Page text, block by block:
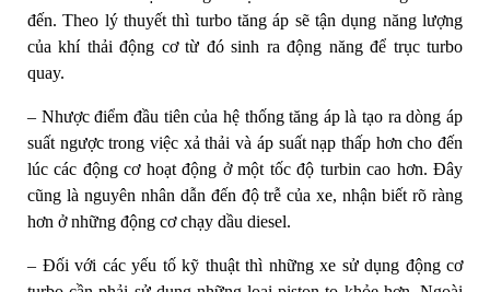
đến. Theo lý thuyết thì turbo tăng áp sẽ tận dụng năng lượng
của khí thải động cơ từ đó sinh ra động năng để trục turbo
quay.
– Nhược điểm đầu tiên của hệ thống tăng áp là tạo ra dòng áp
suất ngược trong việc xả thải và áp suất nạp thấp hơn cho đến
lúc các động cơ hoạt động ở một tốc độ turbin cao hơn. Đây
cũng là nguyên nhân dẫn đến độ trễ của xe, nhận biết rõ ràng
hơn ở những động cơ chạy dầu diesel.
– Đối với các yếu tố kỹ thuật thì những xe sử dụng động cơ